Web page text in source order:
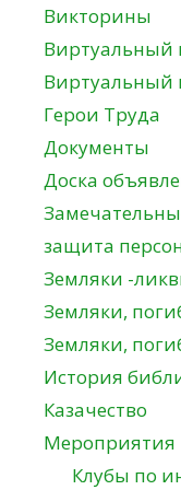
Викторины
Виртуальный
Виртуальный
Герои Труда
Документы
Доска
защита
Земляки -
Земляки,
Земляки,
История
Казачество
Мероприятия
Клубы по